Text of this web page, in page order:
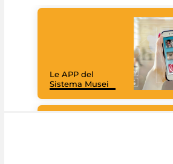
Le APP del
Sistema Musei